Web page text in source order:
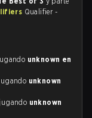
Qualifier -
unknown en
unknown
jugando unknown